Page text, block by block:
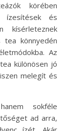
körében
ízesítések és
kísérleteznek
tea könnyedén
Az
különösen jó
melegít és
sokféle
ad arra,